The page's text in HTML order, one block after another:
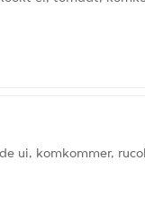
ui, komkommer,